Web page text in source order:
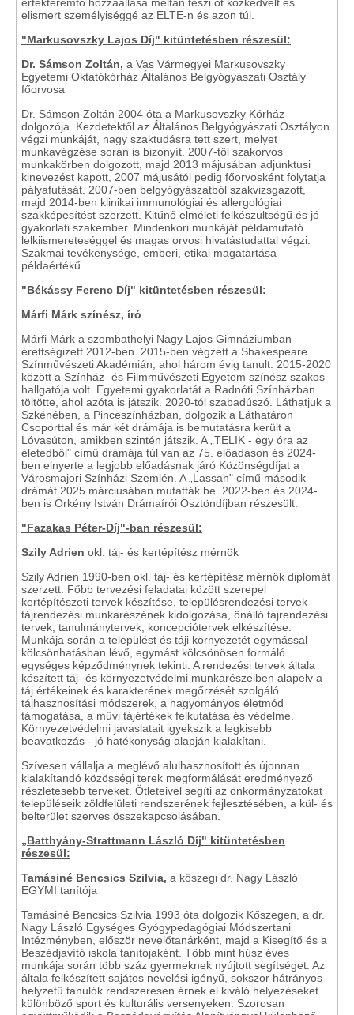
elismert személyiséggé az ELTE-n és azon túl.
"Markusovszky Lajos Díj" kitüntetésben részesül:
Dr. Sámson Zoltán, a Vas Vármegyei Markusovszky
Egyetemi Oktatókórház Általános Belgyógyászati Osztály
főorvosa
Dr. Sámson Zoltán 2004 óta a Markusovszky Kórház
dolgozója. Kezdetektől az Általános Belgyógyászati Osztályon
végzi munkáját, nagy szaktudásra tett szert, melyet
munkavégzése során is bizonyít. 2007-től szakorvos
munkakörben dolgozott, majd 2013 májusában adjunktusi
kinevezést kapott, 2007 májusától pedig főorvosként folytatja
pályafutását. 2007-ben belgyógyászatból szakvizsgázott,
majd 2014-ben klinikai immunológiai és allergológiai
szakképesítést szerzett. Kitűnő elméleti felkészültségű és jó
gyakorlati szakember. Mindenkori munkáját példamutató
lelkiismereteséggel és magas orvosi hivatástudattal végzi.
Szakmai tevékenysége, emberi, etikai magatartása
példaértékű.
"Békássy Ferenc Díj" kitüntetésben részesül:
Márfi Márk színész, író
Márfi Márk a szombathelyi Nagy Lajos Gimnáziumban
érettségizett 2012-ben. 2015-ben végzett a Shakespeare
Színművészeti Akadémián, ahol három évig tanult. 2015-2020
között a Színház- és Filmművészeti Egyetem színész szakos
hallgatója volt. Egyetemi gyakorlatát a Radnóti Színházban
töltötte, ahol azóta is játszik. 2020-tól szabadúszó. Láthatjuk a
Szkénében, a Pinceszínházban, dolgozik a Láthatáron
Csoporttal és már két drámája is bemutatásra került a
Lóvasúton, amikben szintén játszik. A „TELIK - egy óra az
életedből" című drámája túl van az 75. előadáson és 2024-
ben elnyerte a legjobb előadásnak járó Közönségdíjat a
Városmajori Színházi Szemlén. A „Lassan" című második
drámát 2025 márciusában mutatták be. 2022-ben és 2024-
ben is Örkény István Drámaírói Ösztöndíjban részesült.
"Fazakas Péter-Díj"-ban részesül:
Szily Adrien okl. táj- és kertépítész mérnök
Szily Adrien 1990-ben okl. táj- és kertépítész mérnök diplomát
szerzett. Főbb tervezési feladatai között szerepel
kertépítészeti tervek készítése, településrendezési tervek
tájrendezési munkarészének kidolgozása, önálló tájrendezési
tervek, tanulmánytervek, koncepciótervek elkészítése.
Munkája során a települést és táji környezetét egymással
kölcsönhatásban lévő, egymást kölcsönösen formáló
egységes képződménynek tekinti. A rendezési tervek általa
készített táj- és környezetvédelmi munkarészeiben alapelv a
táj értékeinek és karakterének megőrzését szolgáló
tájhasznosítási módszerek, a hagyományos életmód
támogatása, a művi tájértékek felkutatása és védelme.
Környezetvédelmi javaslatait igyekszik a legkisebb
beavatkozás - jó hatékonyság alapján kialakítani.
Szívesen vállalja a meglévő alulhasznosított és újonnan
kialakítandó közösségi terek megformálását eredményező
részletesebb terveket. Ötleteivel segíti az önkormányzatokat
településeik zöldfelületi rendszerének fejlesztésében, a kül- és
belterület szerves összekapcsolásában.
„Batthyány-Strattmann László Díj" kitüntetésben
részesül:
Tamásiné Bencsics Szilvia, a kőszegi dr. Nagy László
EGYMI tanítója
Tamásiné Bencsics Szilvia 1993 óta dolgozik Kőszegen, a dr.
Nagy László Egységes Gyógypedagógiai Módszertani
Intézményben, először nevelőtanárként, majd a Kisegítő és a
Beszédjavító iskola tanítójaként. Több mint húsz éves
munkája során több száz gyermeknek nyújtott segítséget. Az
általa felkészített sajátos nevelési igényű, sokszor hátrányos
helyzetű tanulók rendszeresen érnek el kiváló helyezéseket
különböző sport és kulturális versenyeken. Szorosan